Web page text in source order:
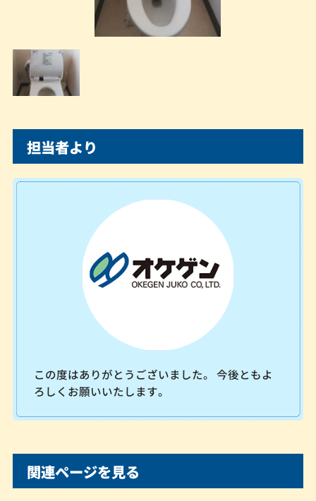
担当者より
この度はありがとうございました。 今後ともよ
ろしくお願いいたします。
関連ページを見る